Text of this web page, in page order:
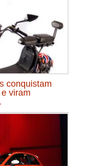
conquistam
viram